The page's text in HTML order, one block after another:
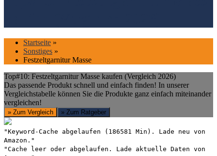
Startseite »
Sonstiges »
Festzeltgarnitur Masse
Top#10: Festzeltgarnitur Masse kaufen (Vergleich 2026)
Das passende Produkt schnell und einfach finden! In unserer
Vergleichstabelle können Sie die Produkte ganz einfach miteinander
vergleichen!
» Zum Vergleich » Zum Ratgeber
"Keyword-Cache abgelaufen (186581 Min). Lade neu von
Amazon."
"Cache leer oder abgelaufen. Lade aktuelle Daten von